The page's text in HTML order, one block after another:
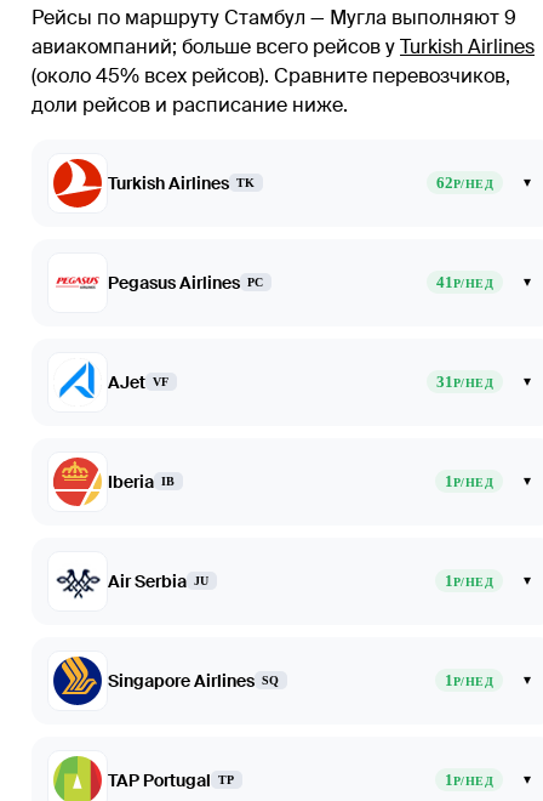
Рейсы по маршруту Стамбул — Мугла выполняют 9
авиакомпаний; больше всего рейсов уTurkish Airlines
(около 45% всех рейсов). Сравните перевозчиков,
доли рейсов и расписание ниже.
Turkish Airlines TK 62Р/НЕД ▾
Pegasus Airlines PC 41Р/НЕД ▾
AJet VF 31Р/НЕД ▾
Iberia IB 1Р/НЕД ▾
Air Serbia JU 1Р/НЕД ▾
Singapore Airlines SQ 1Р/НЕД ▾
TAP Portugal TP 1Р/НЕД ▾